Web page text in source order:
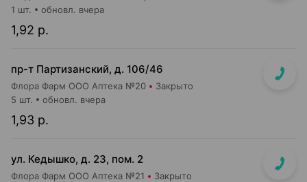
1,92 р.
1 шт. обновл. вчера
пр-т Партизанский, д. 106/46
Флора Фарм ООО Аптека №20 Закрыто
1,93 р.
5 шт. обновл. вчера
ул. Кедышко, д. 23, пом. 2
Флора Фарм ООО Аптека №21 Закрыто